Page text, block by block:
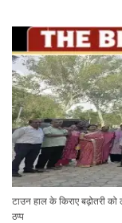
टाउन हाल के किराए बढ़ोतरी
ठप्प